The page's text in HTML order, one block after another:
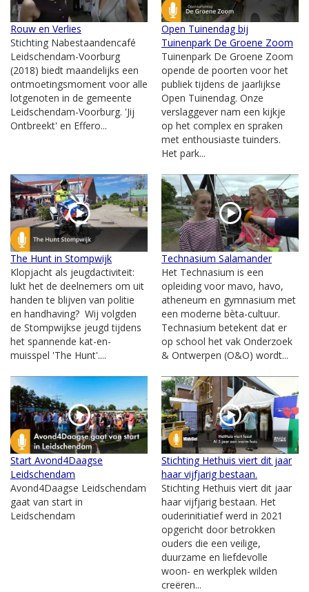
Rouw en Verlies
Stichting Nabestaandencafé
Leidschendam-Voorburg
(2018) biedt maandelijks een
ontmoetingsmoment voor alle
lotgenoten in de gemeente
Leidschendam-Voorburg. 'Jij
Ontbreekt' en Effero...
Open Tuinendag bij
Tuinenpark De Groene Zoom
Tuinenpark De Groene Zoom
opende de poorten voor het
publiek tijdens de jaarlijkse
Open Tuinendag. Onze
verslaggever nam een kijkje
op het complex en spraken
met enthousiaste tuinders.
Het park...
The Hunt in Stompwijk
Klopjacht als jeugdactiviteit:
lukt het de deelnemers om uit
handen te blijven van politie
en handhaving? Wij volgden
de Stompwijkse jeugd tijdens
het spannende kat-en-
muisspel 'The Hunt'....
Technasium Salamander
Het Technasium is een
opleiding voor mavo, havo,
atheneum en gymnasium met
een moderne bèta-cultuur.
Technasium betekent dat er
op school het vak Onderzoek
& Ontwerpen (O&O) wordt...
Start Avond4Daagse
Leidschendam
Avond4Daagse Leidschendam
gaat van start in
Leidschendam
Stichting Hethuis viert dit jaar
haar vijfjarig bestaan.
Stichting Hethuis viert dit jaar
haar vijfjarig bestaan. Het
ouderinitiatief werd in 2021
opgericht door betrokken
ouders die een veilige,
duurzame en liefdevolle
woon- en werkplek wilden
creëren...